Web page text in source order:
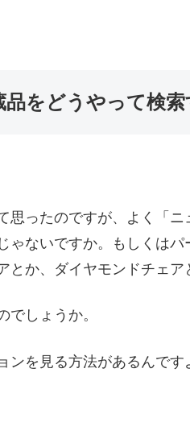
品をどうやって検
思ったのですが、よく「
ゃないですか。もしくはパ
とか、ダイヤモンドチェア
でしょうか。
ンを見る方法があるんです